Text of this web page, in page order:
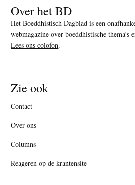
Over het BD
Het Boeddhistisch Dagblad is een
webmagazine over boeddhistische thema’s
Lees ons colofon.
Zie ook
Contact
Over ons
Columns
Reageren op de krantensite